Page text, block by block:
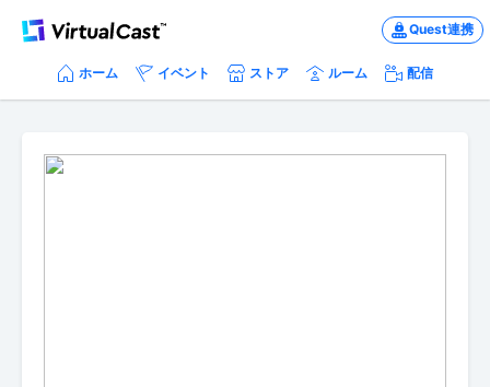
Quest連携
ホーム イベント ストア ルーム 配信